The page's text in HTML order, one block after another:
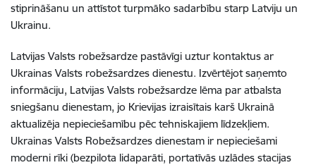
stiprināšanu un attīstot turpmāko sadarbību starp Latviju un
Ukrainu.
Latvijas Valsts robežsardze pastāvīgi uztur kontaktus ar
Ukrainas Valsts robežsardzes dienestu. Izvērtējot saņemto
informāciju, Latvijas Valsts robežsardze lēma par atbalsta
sniegšanu dienestam, jo Krievijas izraisītais karš Ukrainā
aktualizēja nepieciešamību pēc tehniskajiem līdzekļiem.
Ukrainas Valsts Robežsardzes dienestam ir nepieciešami
moderni rīki (bezpilota lidaparāti, portatīvās uzlādes stacijas